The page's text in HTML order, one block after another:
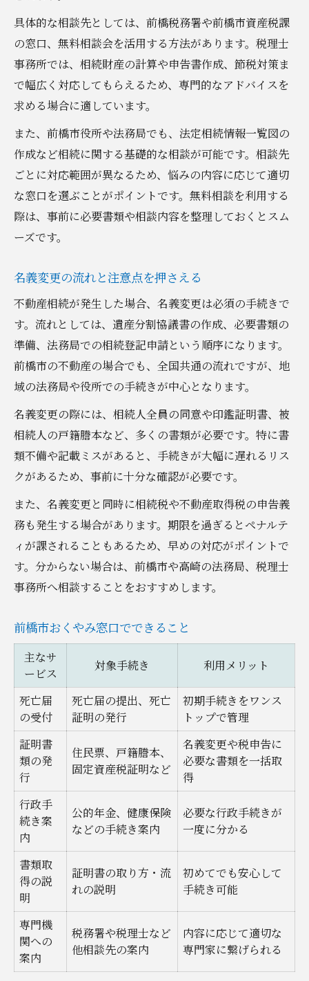
具体的な相談先としては、前橋税務署や前橋市資産税課
の窓口、無料相談会を活用する方法があります。税理士
事務所では、相続財産の計算や申告書作成、節税対策ま
で幅広く対応してもらえるため、専門的なアドバイスを
求める場合に適しています。
また、前橋市役所や法務局でも、法定相続情報一覧図の
作成など相続に関する基礎的な相談が可能です。相談先
ごとに対応範囲が異なるため、悩みの内容に応じて適切
な窓口を選ぶことがポイントです。無料相談を利用する
際は、事前に必要書類や相談内容を整理しておくとスム
ーズです。
名義変更の流れと注意点を押さえる
不動産相続が発生した場合、名義変更は必須の手続きで
す。流れとしては、遺産分割協議書の作成、必要書類の
準備、法務局での相続登記申請という順序になります。
前橋市の不動産の場合でも、全国共通の流れですが、地
域の法務局や役所での手続きが中心となります。
名義変更の際には、相続人全員の同意や印鑑証明書、被
相続人の戸籍謄本など、多くの書類が必要です。特に書
類不備や記載ミスがあると、手続きが大幅に遅れるリス
クがあるため、事前に十分な確認が必要です。
また、名義変更と同時に相続税や不動産取得税の申告義
務も発生する場合があります。期限を過ぎるとペナルテ
ィが課されることもあるため、早めの対応がポイントで
す。分からない場合は、前橋市や高崎の法務局、税理士
事務所へ相談することをおすすめします。
前橋市おくやみ窓口でできること
主なサ
ービス
対象手続き 利用メリット
死亡届
の受付
死亡届の提出、死亡
証明の発行
初期手続きをワンス
トップで管理
証明書
類の発
行
住民票、戸籍謄本、
固定資産税証明など
名義変更や税申告に
必要な書類を一括取
得
行政手
続き案
内
公的年金、健康保険
などの手続き案内
必要な行政手続きが
一度に分かる
書類取
得の説
明
証明書の取り方・流
れの説明
初めてでも安心して
手続き可能
専門機
関への
案内
税務署や税理士など
他相談先の案内
内容に応じて適切な
専門家に繋げられる